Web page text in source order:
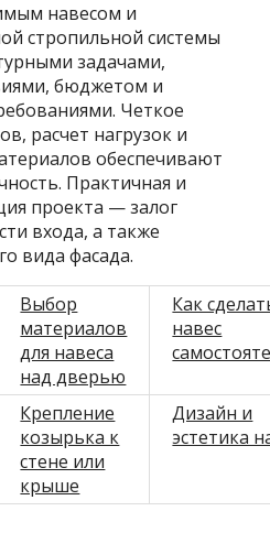
навесом и
стропильной системы
задачами,
бюджетом и
Четкое
расчет нагрузок и
обеспечивают
Практичная и
проекта — залог
входа, а также
вида фасада.
Выбор
материалов
для навеса
над дверью
Как
навес
Крепление
козырька к
стене или
крыше
Дизайн и
эстетика